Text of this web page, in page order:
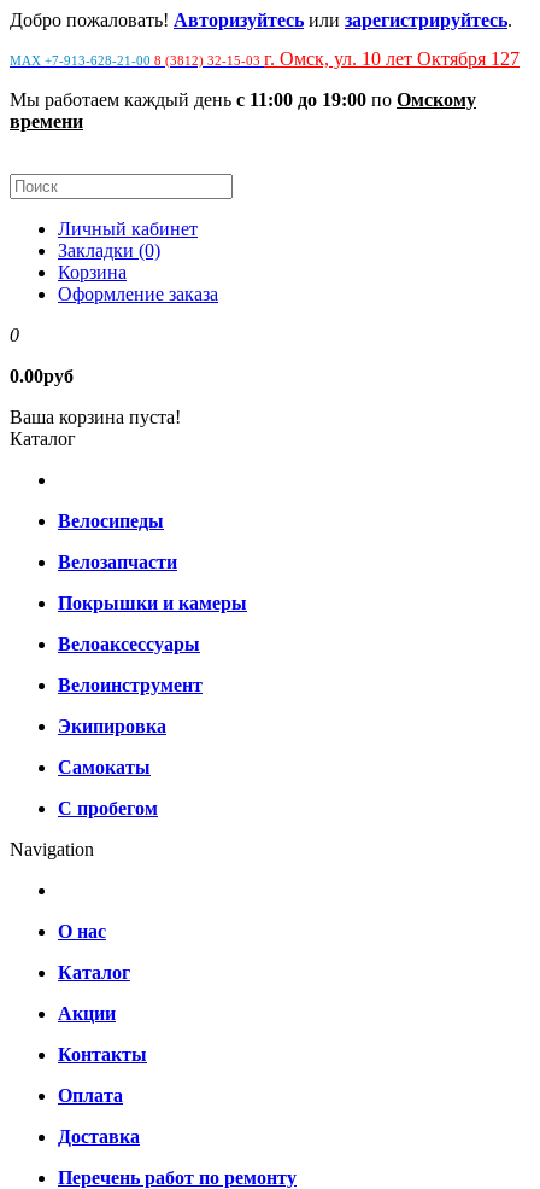
Добро пожаловать! Авторизуйтесь или зарегистрируйтесь.
MAX +7-913-628-21-00 8 (3812) 32-15-03 г. Омск, ул. 10 лет Октября 127
Мы работаем каждый день с 11:00 до 19:00 по Омскому
времени
Личный кабинет
Закладки (0)
Корзина
Оформление заказа
0
0.00руб
Ваша корзина пуста!
Каталог
Велосипеды
Велозапчасти
Покрышки и камеры
Велоаксессуары
Велоинструмент
Экипировка
Самокаты
С пробегом
Navigation
О нас
Каталог
Акции
Контакты
Оплата
Доставка
Перечень работ по ремонту